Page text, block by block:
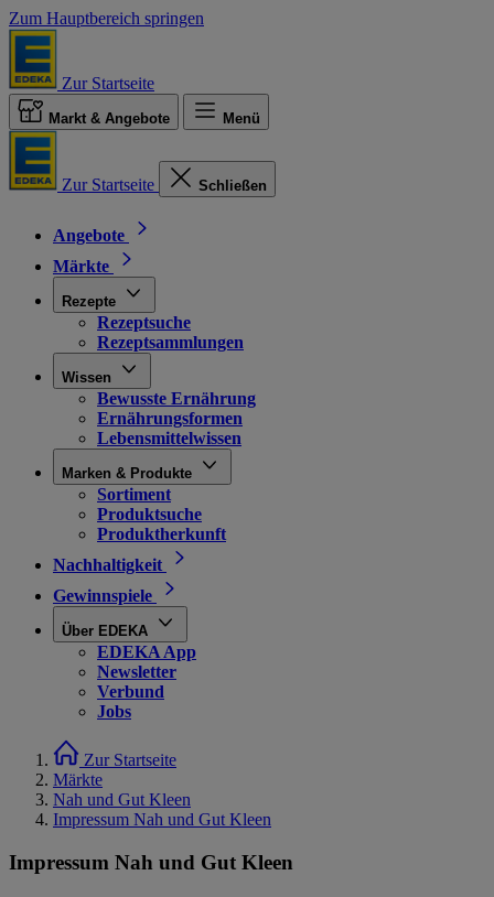
Zum Hauptbereich springen
Zur Startseite
Markt & Angebote Menü
Zur Startseite Schließen
Angebote
Märkte
Rezepte
Rezeptsuche
Rezeptsammlungen
Wissen
Bewusste Ernährung
Ernährungsformen
Lebensmittelwissen
Marken & Produkte
Sortiment
Produktsuche
Produktherkunft
Nachhaltigkeit
Gewinnspiele
Über EDEKA
EDEKA App
Newsletter
Verbund
Jobs
Zur Startseite
Märkte
Nah und Gut Kleen
Impressum Nah und Gut Kleen
Impressum Nah und Gut Kleen